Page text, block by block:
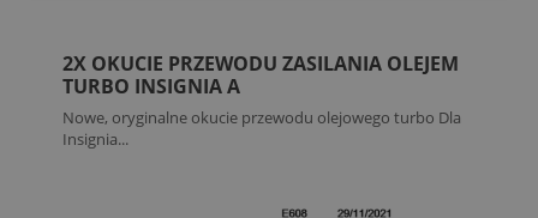
2X OKUCIE PRZEWODU ZASILANIA OLEJEM
TURBO INSIGNIA A
Nowe, oryginalne okucie przewodu olejowego turbo Dla
Insignia...